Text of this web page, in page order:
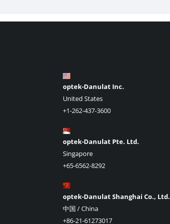
optek-Danulat Inc.
United States
+1-262-437-3600
optek-Danulat Pte. Ltd.
Singapore
+65-6562-8292
optek-Danulat Shanghai Co., Ltd.
中国 / China
+86-21-61273017